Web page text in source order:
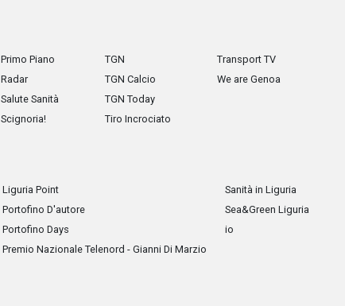
Primo Piano
Radar
Salute Sanità
Scignoria!
TGN
TGN Calcio
TGN Today
Tiro Incrociato
Transport TV
We are Genoa
Liguria Point
Portofino D'autore
Portofino Days
Premio Nazionale Telenord - Gianni Di Marzio
Sanità in Liguria
Sea&Green Liguria
io